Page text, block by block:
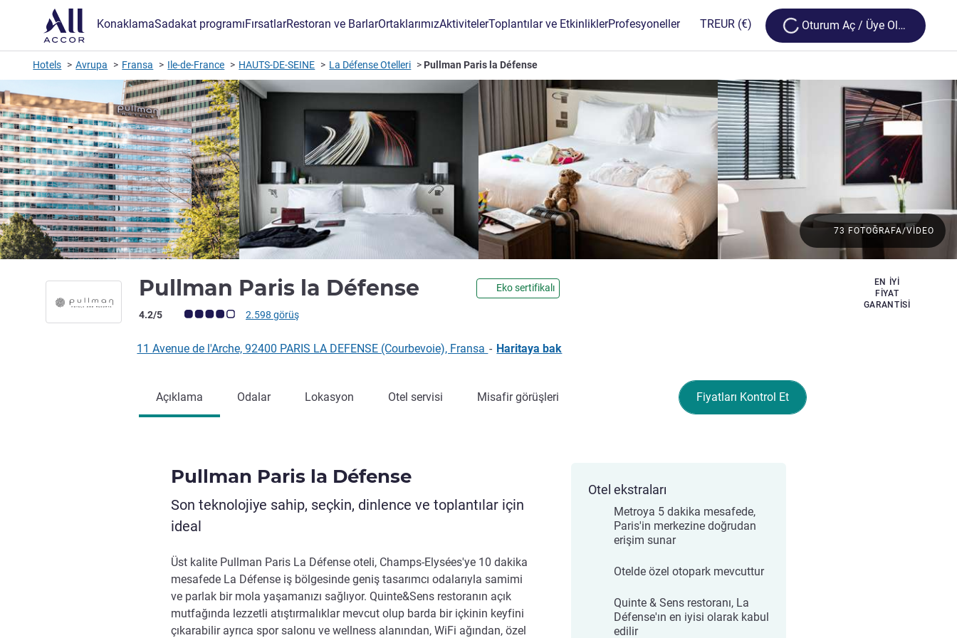
KonaklamaSadakat programıFırsatlarRestoran ve BarlarOrtaklarımızAktivitelerToplantılar ve EtkinliklerProfesyoneller TREUR (€) Loading...
Oturum Aç / Üye Olun
Hotels Avrupa Fransa Ile-de-France HAUTS-DE-SEINE La Défense Otelleri Pullman Paris la Défense
Pullman Paris la Défense 5 yıldızEko sertifikalı
Avis müşterileri puanı (ALL Puanlama)
4.2/5 2.598 görüş
EN IYI
FIYAT
GARANTISI
73 FOTOĞRAFA/VIDEO
11 Avenue de l'Arche, 92400 PARIS LA DEFENSE (Courbevoie), Fransa - Haritaya bak
Fiyatları Kontrol Et
Açıklama Odalar Lokasyon Otel servisi Misafir görüşleri
Pullman Paris la Défense
Son teknolojiye sahip, seçkin, dinlence ve toplantılar için
ideal
Üst kalite Pullman Paris La Défense oteli, Champs-Elysées'ye 10 dakika
mesafede La Défense iş bölgesinde geniş tasarımcı odalarıyla samimi
ve parlak bir mola yaşamanızı sağlıyor. Quinte&Sens restoranın açık
mutfağında lezzetli atıştırmalıklar mevcut olup barda bir içkinin keyfini
çıkarabilir ayrıca spor salonu ve wellness alanından, WiFi ağından, özel
Otel ekstraları
Metroya 5 dakika mesafede,
Paris'in merkezine doğrudan
erişim sunar
Otelde özel otopark mevcuttur
Quinte & Sens restoranı, La
Défense'ın en iyisi olarak kabul
edilir